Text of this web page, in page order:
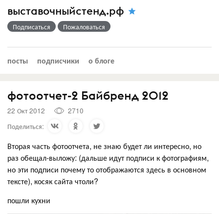
выставочныйстенд.рф
Подписаться Пожаловаться
посты подписчики о блоге
фотоотчет-2 Байбренд 2012
22 Окт 2012
2710
Поделиться:
Вторая часть фотоотчета, не знаю будет ли интересно, но
раз обещал-выложу: (дальше идут подписи к фотографиям,
но эти подписи почему то отображаются здесь в основном
тексте), косяк сайта чтоли?
пошли кухни